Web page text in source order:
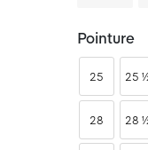
Pointure
25 25
28 28